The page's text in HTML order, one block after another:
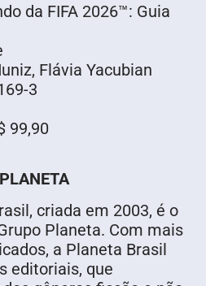
da FIFA 2026™: Guia
Flávia Yacubian
3
99,90
criada em 2003, é o
Planeta. Com mais
a Planeta Brasil
editoriais, que